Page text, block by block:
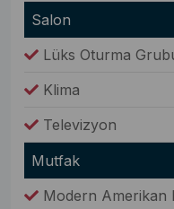
Salon
Lüks Oturma
Klima
Televizyon
Mutfak
Modern Amerikan